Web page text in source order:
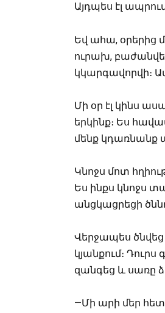
Այդպես էլ
Եվ ահա, օրերից
ուրախ,
կկարգավորվի։
Մի օր էլ կինս
երկինք։ Ես
մենք կդառնանք
Կնոջս մոտ
Ես ինքս կնոջս
անցկացրեցի
Վերջապես ծնվեց
կյանքում։
զանգեց և սառը
—Մի արի մեր